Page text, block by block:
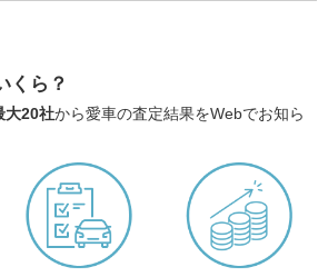
くら？
大20社から愛車の査定結果をWebでお知ら